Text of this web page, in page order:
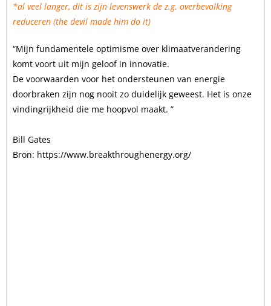
*al veel langer, dit is zijn levenswerk de z.g. overbevolking
reduceren (the devil made him do it)
“Mijn fundamentele optimisme over klimaatverandering
komt voort uit mijn geloof in innovatie.
De voorwaarden voor het ondersteunen van energie
doorbraken zijn nog nooit zo duidelijk geweest. Het is onze
vindingrijkheid die me hoopvol maakt. ”
Bill Gates
Bron: https://www.breakthroughenergy.org/